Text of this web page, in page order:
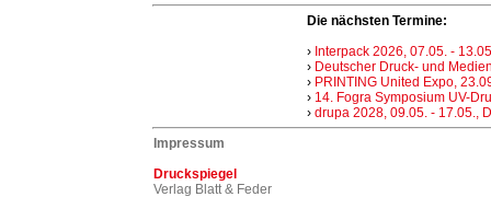
Die nächsten Termine:
› Interpack 2026, 07.05. -
› Deutscher Druck- und
› PRINTING United Expo,
› 14. Fogra Symposium UV-
› drupa 2028, 09.05. - 17.05.,
Impressum
Druckspiegel
Verlag Blatt & Feder